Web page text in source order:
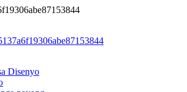
Disenyo